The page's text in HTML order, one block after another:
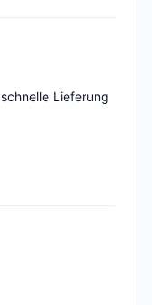
Lieferung